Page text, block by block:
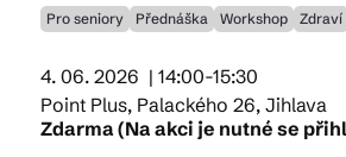
Suvenýry
Pro seniory Přednáška Workshop Zdraví
4. 06. 2026 | 14:00-15:30
Point Plus, Palackého 26, Jihlava
Zdarma (Na akci je nutné se